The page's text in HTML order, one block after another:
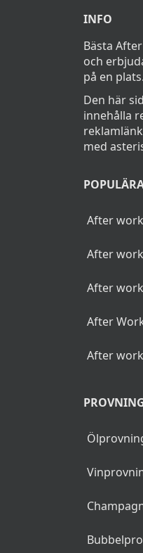
INFO
Bästa
och
på en plats.
Den här
innehålla
med
After
After
After
After
After